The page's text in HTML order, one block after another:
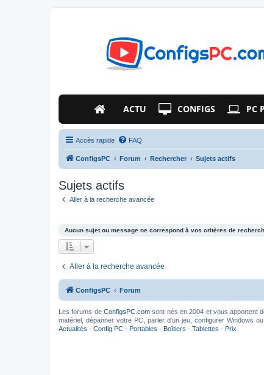
ACTU CONFIGS PC
Accès rapide FAQ
ConfigsPC Forum Rechercher Sujets actifs
Sujets actifs
Aller à la recherche avancée
Aucun sujet ou message ne correspond à vos critères de
Aller à la recherche avancée
ConfigsPC Forum
Les forums de ConfigsPC.comsont nés en 2004 et vous apportent
matériel, dépanner votre PC, parler d'un jeu, configurer Windows
Actualités - Config PC - Portables - Boîtiers - Tablettes - Prix